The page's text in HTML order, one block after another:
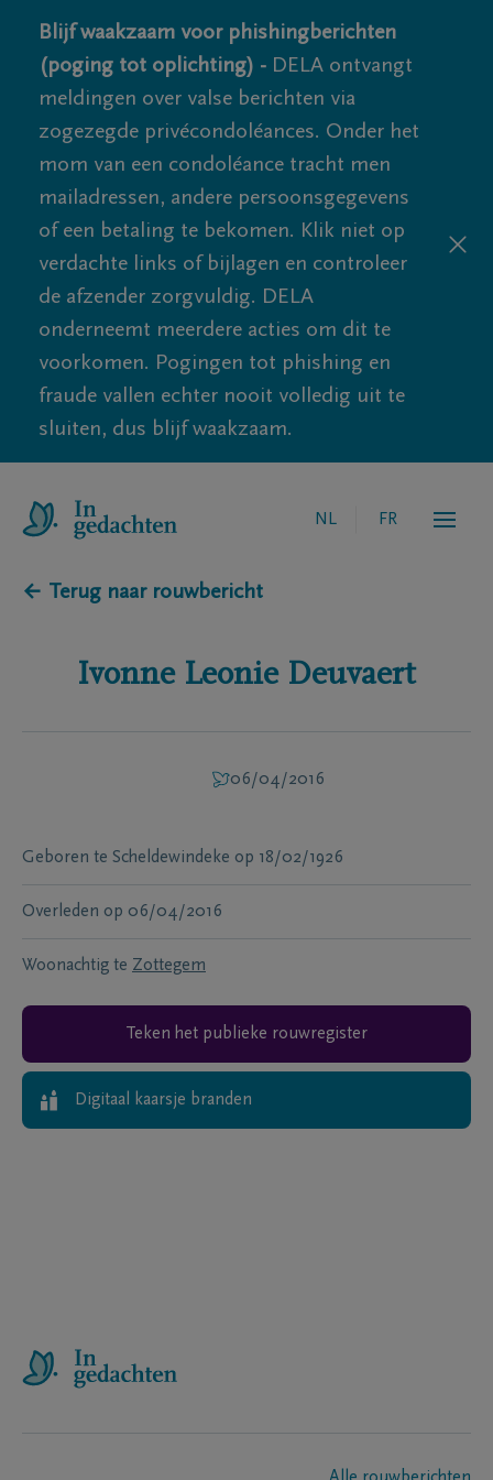
Blijf waakzaam voor phishingberichten
(poging tot oplichting) - DELA ontvangt
meldingen over valse berichten via
zogezegde privécondoléances. Onder het
mom van een condoléance tracht men
mailadressen, andere persoonsgegevens
of een betaling te bekomen. Klik niet op
verdachte links of bijlagen en controleer
de afzender zorgvuldig. DELA
onderneemt meerdere acties om dit te
voorkomen. Pogingen tot phishing en
fraude vallen echter nooit volledig uit te
sluiten, dus blijf waakzaam.
NL FR
← Terug naar rouwbericht
Ivonne Leonie Deuvaert
06/04/2016
Geboren te Scheldewindeke op 18/02/1926
Overleden op 06/04/2016
Woonachtig te Zottegem
Teken het publieke rouwregister
Digitaal kaarsje branden